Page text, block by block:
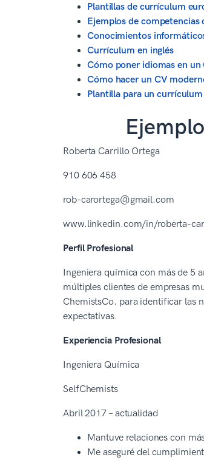
Plantillas de currículum
Ejemplos de competencias
Conocimientos
Currículum en inglés
Cómo poner idiomas en un
Cómo hacer un CV
Plantilla para un
Roberta Carrillo Ortega
910 606 458
rob-carortega@gmail.com
www.linkedin.com/in/roberta-
Perfil Profesional
Ingeniera química con más de 5
múltiples clientes de empresas
ChemistsCo. para identificar las
expectativas.
Experiencia Profesional
Ingeniera Química
SelfChemists
Abril 2017 – actualidad
Mantuve relaciones con
Me aseguré del